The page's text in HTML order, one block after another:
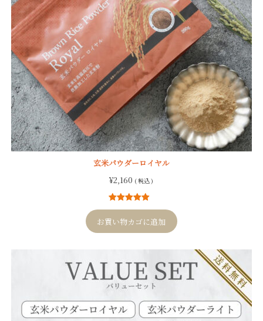
玄米パウダーロイヤル
¥2,160 ( 税込 )
4
件の利用者
評価に基づ
く5段階評価
のうち、
お買い物カゴに追加